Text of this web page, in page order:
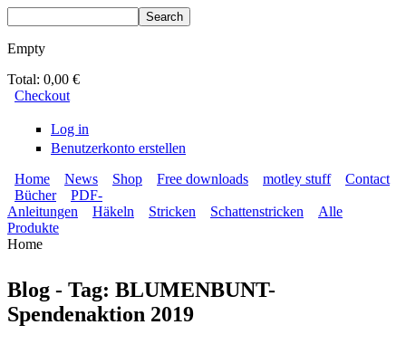
Empty
Total: 0,00 €
Checkout
Log in
Benutzerkonto erstellen
BLUMENBUNT VERLAG
Secondary menu
Home News Shop Free downloads motley stuff Contact
Main menu
Bücher
PDF-
Anleitungen
Häkeln Stricken Schattenstricken
Alle
Produkte
Home
Blog - Tag: BLUMENBUNT-
Spendenaktion 2019